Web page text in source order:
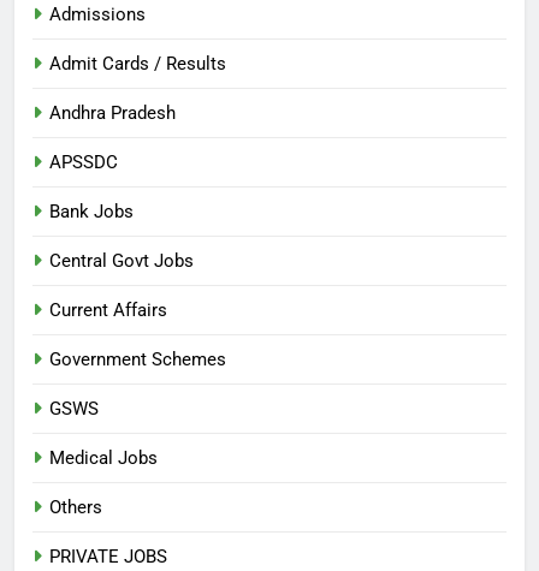
Admissions
Admit Cards / Results
Andhra Pradesh
APSSDC
Bank Jobs
Central Govt Jobs
Current Affairs
Government Schemes
GSWS
Medical Jobs
Others
PRIVATE JOBS